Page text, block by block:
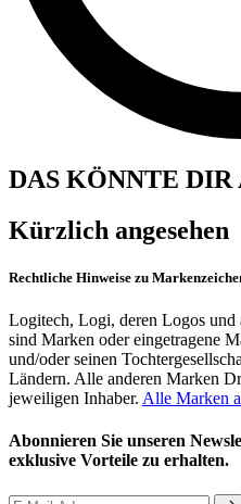
DAS KÖNNTE
Kürzlich angesehen
Rechtliche Hinweise zu
Logitech, Logi, deren Logos und
sind Marken oder eingetragene
und/oder seinen
Ländern. Alle anderen Marken
jeweiligen Inhaber. Alle Marken
Abonnieren Sie unseren
exklusive Vorteile zu erhalten.